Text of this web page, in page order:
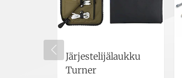
Järjestelijälaukku
Turner